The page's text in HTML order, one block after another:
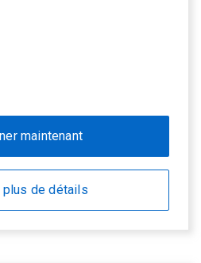
maintenant
plus de détails